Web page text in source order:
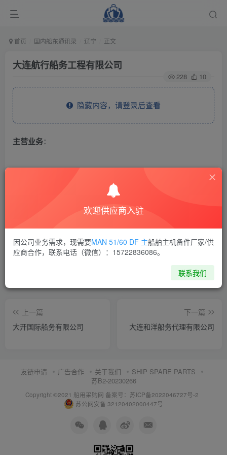
首页 国内船东通讯录 辽宁 正文
大连航行船务工程有限公司
228 10
隐藏内容，请登录后查看
主营业务：
THE END
喜欢就支持一下吧
上一篇
大开国际船务有限公司
下一篇
大连和洋船务代理有限公司
友链申请 广告合作 关于我们
SHIP SPARE PARTS
苏B2-20230266
Copyright ©2021 船用采购网 备案号：苏ICP备2022046727号-2
苏公网安备 32120402000447号
欢迎供应商入驻
因公司业务需求，现需要MAN 51/60 DF 主船舶主机备件厂家/供
应商合作，联系电话（微信）：15722836086。
联系我们